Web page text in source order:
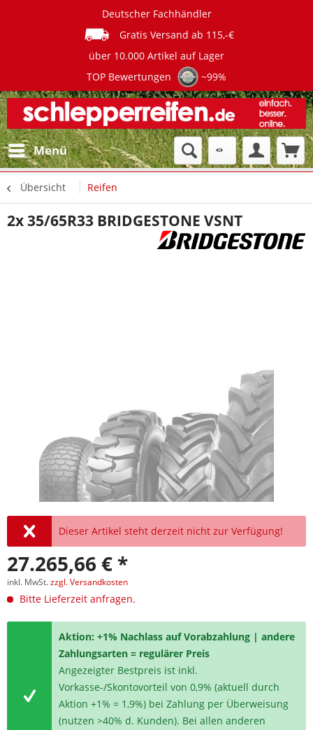
Deutscher Fachhändler
Gratis Versand ab 115,-€
über 10.000 Artikel auf Lager
TOP Bewertungen
~99%
Menü
Übersicht Reifen
2x 35/65R33 BRIDGESTONE VSNT
Dieser Artikel steht derzeit nicht zur Verfügung!
27.265,66 € *
inkl. MwSt.zzgl. Versandkosten
Bitte Lieferzeit anfragen.
Aktion: +1% Nachlass auf Vorabzahlung | andere
Zahlungsarten = regulärer Preis
Angezeigter Bestpreis ist inkl.
Vorkasse-/Skontovorteil von 0,9% (aktuell durch
Aktion +1% = 1,9%) bei Zahlung per Überweisung
(nutzen >40% d. Kunden). Bei allen anderen